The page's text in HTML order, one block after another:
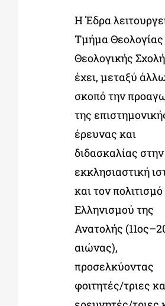
Η Έδρα
Τμήμα Θεολογίας
Θεολογικής
έχει, μεταξύ
σκοπό την
της
έρευνας και
διδασκαλίας στην
εκκλησιαστική
και τον
Ελληνισμού της
Ανατολής
αιώνας),
προσελκύοντας
φοιτητές/τριες